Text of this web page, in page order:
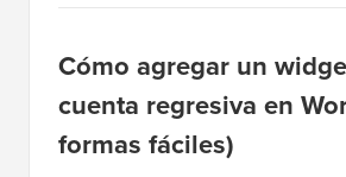
Cómo agregar un
cuenta regresiva en
formas fáciles)